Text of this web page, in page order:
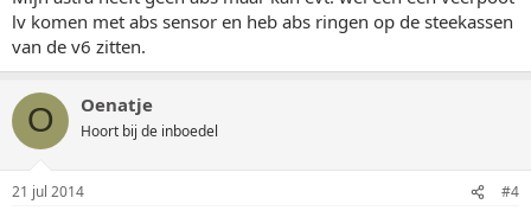
lv komen met abs sensor en heb abs ringen op de steekassen
van de v6 zitten.
O Oenatje
Hoort bij de inboedel
21 jul 2014 #4